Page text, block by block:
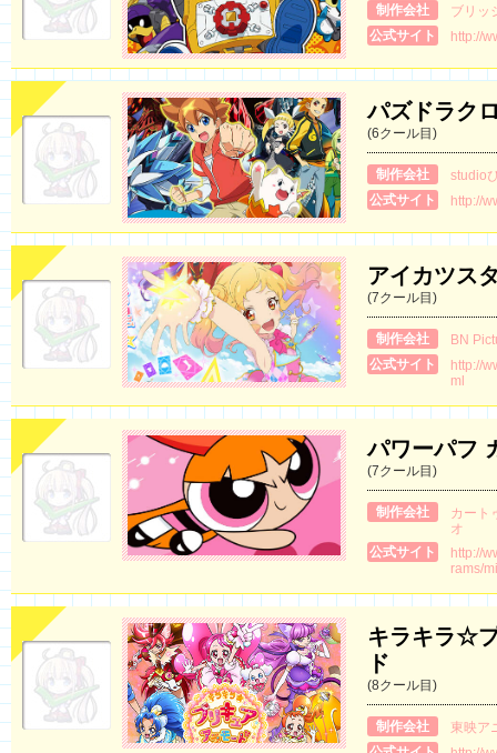
制作会社
ブリッ
公式サイト
http://
パズドラク
(6クール目)
制作会社
studio
公式サイト
http://
アイカツス
(7クール目)
制作会社
BN
公式サイト
http://
ml
パワーパフ
(7クール目)
制作会社
カート
オ
公式サイト
http://
rams/
キラキラ☆
ド
(8クール目)
制作会社
東映ア